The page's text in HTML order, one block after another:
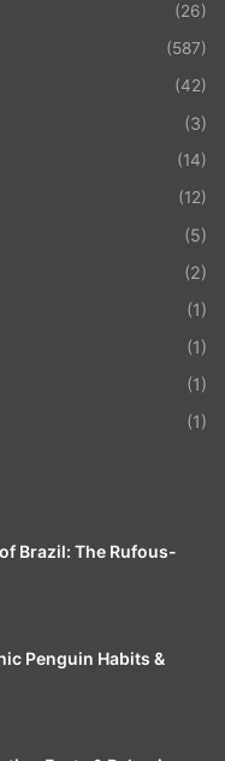
(26)
(587)
(42)
(3)
(14)
(12)
(5)
(2)
(1)
(1)
(1)
(1)
Brazil: The Rufous-
Penguin Habits &